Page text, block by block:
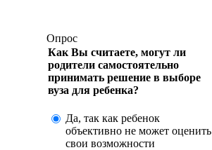
Опрос
Как Вы считаете, могут ли
родители самостоятельно
принимать решение в выборе
вуза для ребенка?
Да, так как ребенок
объективно не может оценить
свои возможности